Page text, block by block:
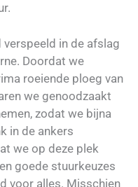
in de afslag
Doordat we
roeiende ploeg van
we genoodzaakt
zodat we bijna
in de ankers
we op deze plek
goede stuurkeuzes
voor alles. Misschien